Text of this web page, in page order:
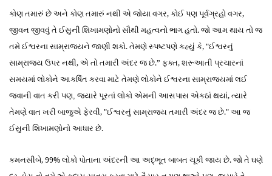
કોણ તમારું છે અને કોણતમારું નથી એ જોયા વગર, કોઈ પણ પૂર્વગ્રહો વગર,
જીવન જીવવુંતે ઈસુની શિખામણોનોસૌથી મહત્વનો ભાગ હતો. જો આમ થાય તો જ
તમે ઈશ્વરના સામ્રાજ્યને જાણી શકો. તેમણે સ્પષ્ટપણે કહ્યું કે, "ઈશ્વરનું
સામ્રાજ્ય ઉપર નથી, એ તો તમારી અંદર જ છે.” ફક્ત, શરૂઆતી પ્રચારનાં
સમયમાં લોકોને આકર્ષિત કરવા માટે તેમણે લોકોને ઈશ્વરના સામ્રાજ્યમાં લઈ
જવાની વાત કરી પણ, જ્યારે પૂરતાં લોકો એમની આસપાસ એકઠાં થયાં, ત્યારે
તેમણે વાત ખરી બાજુએ ફેરવી, "ઈશ્વરનું સામ્રાજ્ય તમારી અંદર જ છે."આ જ
ઈસુની શિખામણોનો આધાર છે.
કમનસીબે, 99% લોકો પોતાના અંદરની આ અદ્ભૂત બાબત ચૂકી જાય છે. જોતે ઘણે